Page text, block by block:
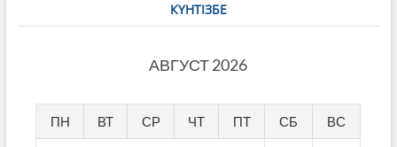
КҮНТІЗБЕ
АВГУСТ 2026
ПН ВТ СР ЧТ ПТ СБ ВС